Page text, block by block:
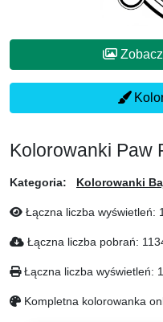
Kolorowanki Paw
Kategoria: Kolorowanki
Łączna liczba wyświetleń:
Łączna liczba pobrań:
Łączna liczba wyświetleń:
Kompletna kolorowanka